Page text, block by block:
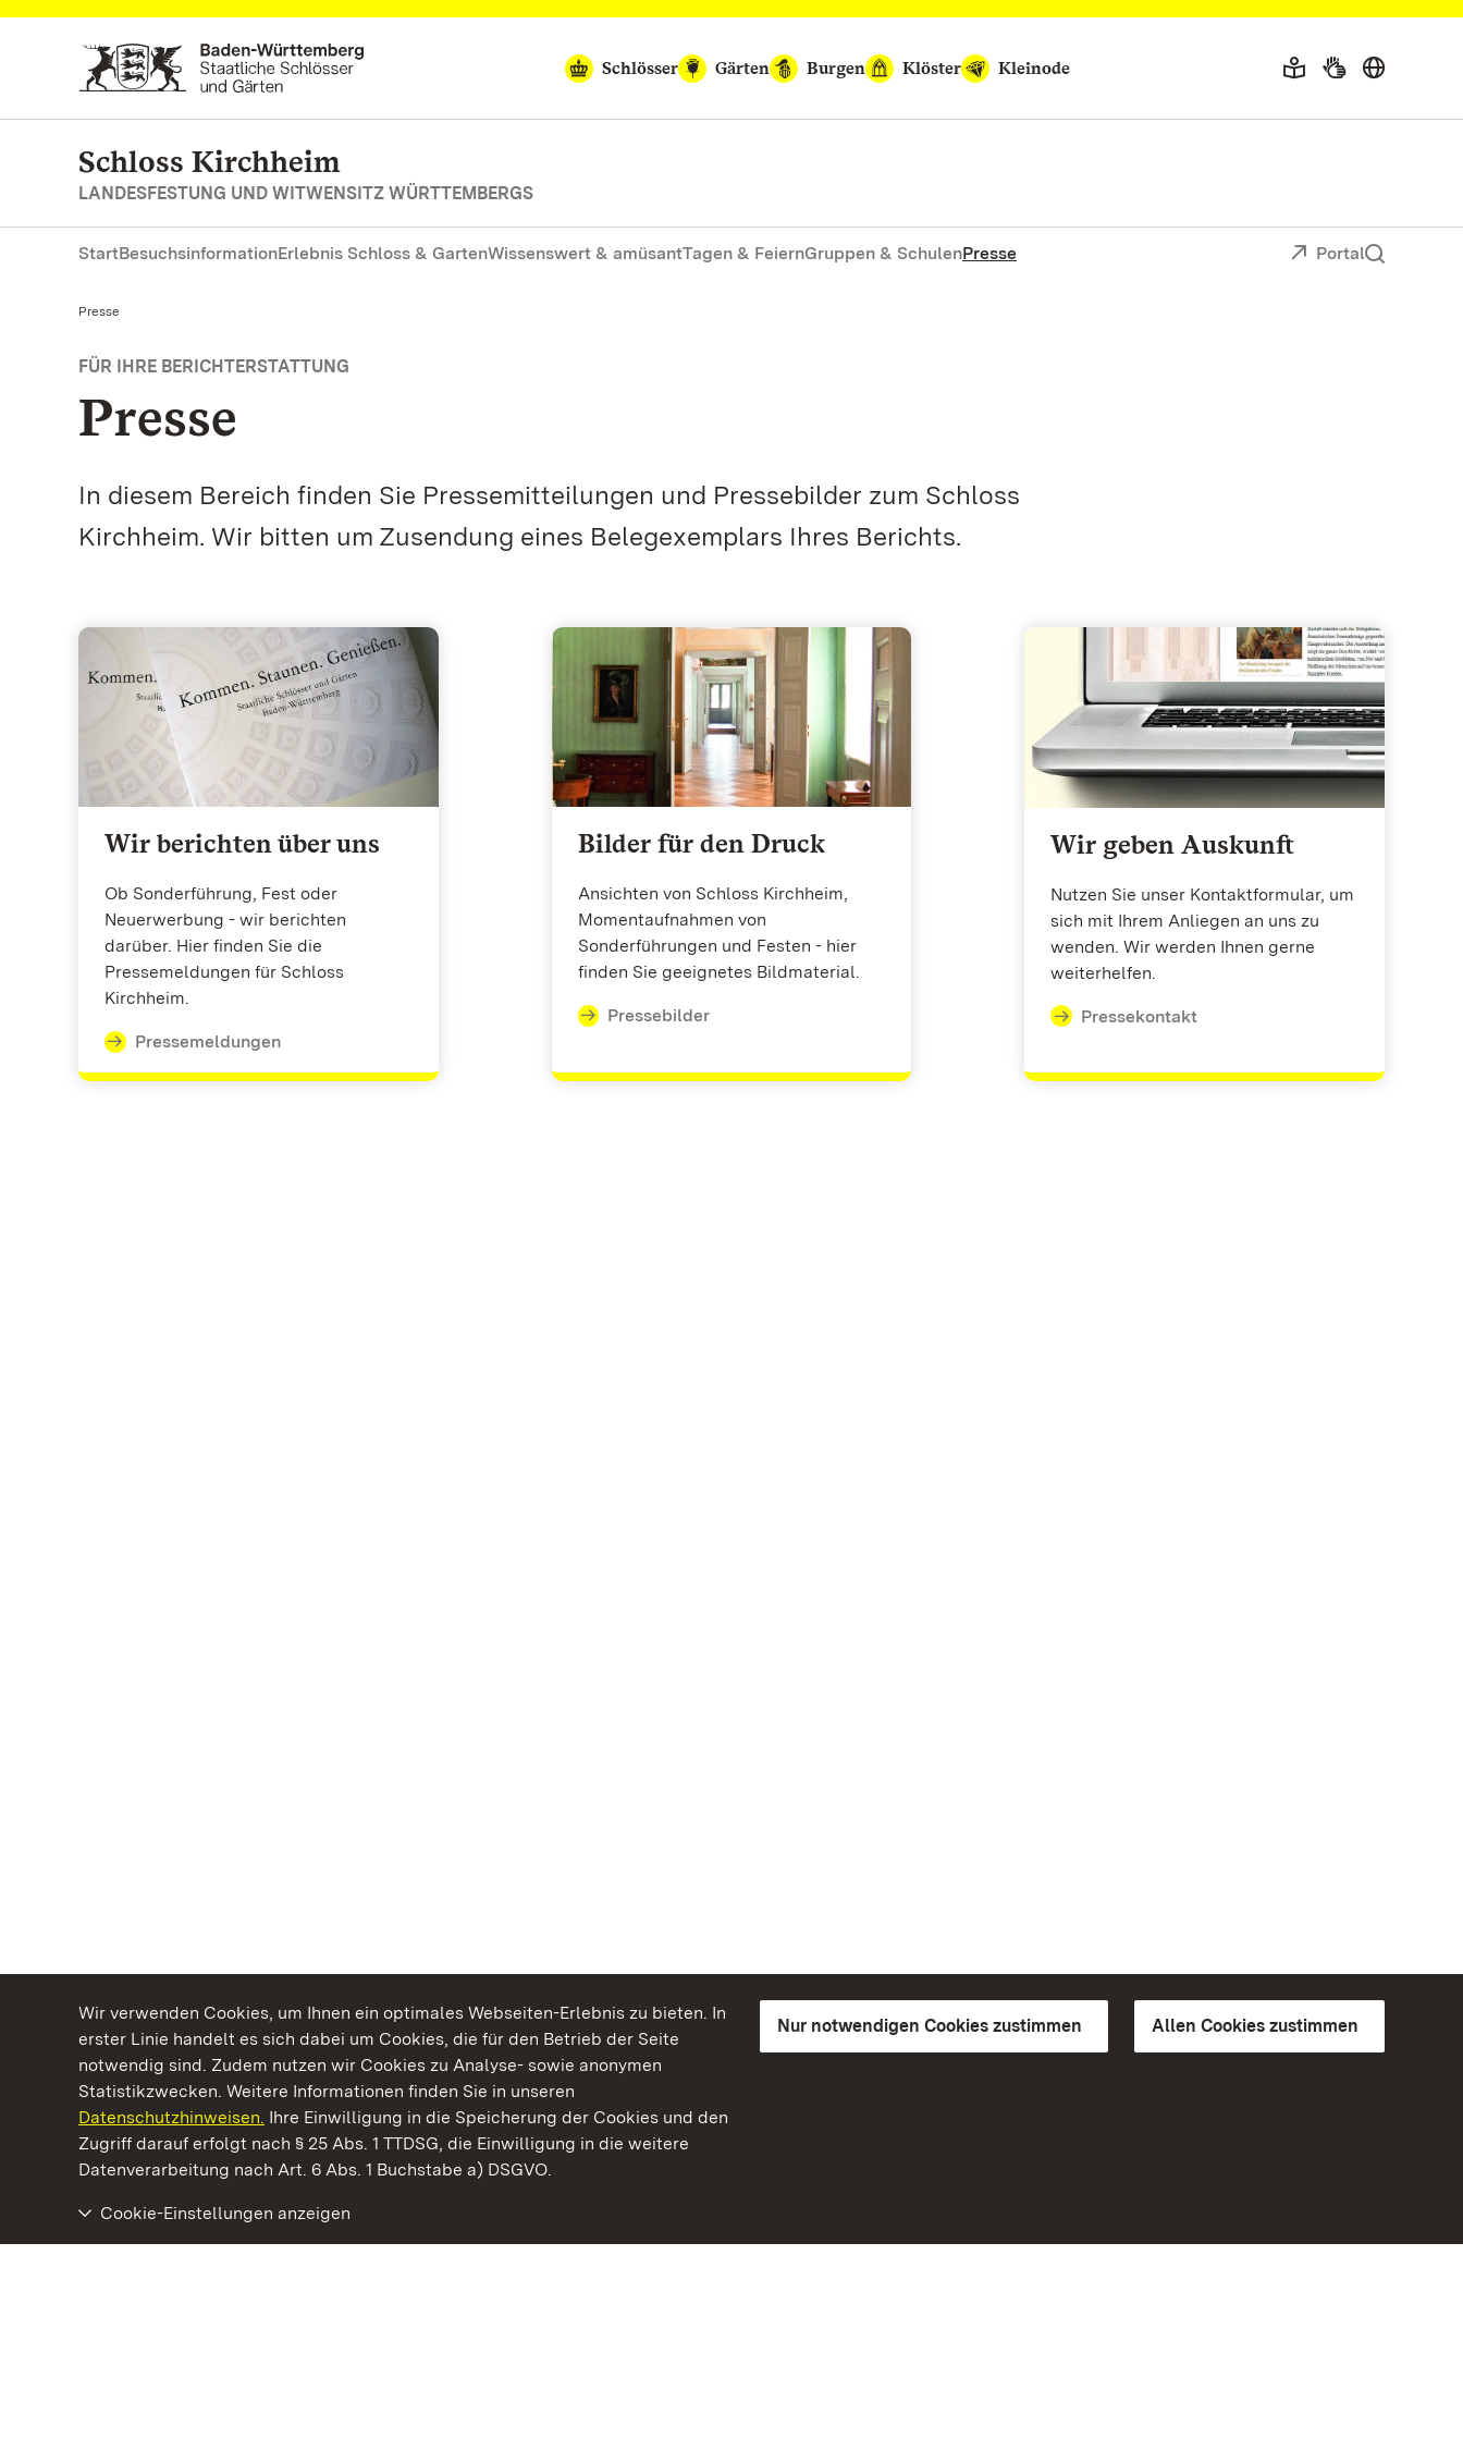
Wir verwenden Cookies, um Ihnen ein optimales Webseiten-Erlebnis zu bieten. In
erster Linie handelt es sich dabei um Cookies, die für den Betrieb der Seite
notwendig sind. Zudem nutzen wir Cookies zu Analyse- sowie anonymen
Statistikzwecken. Weitere Informationen finden Sie in unseren
Datenschutzhinweisen. Ihre Einwilligung in die Speicherung der Cookies und den
Zugriff darauf erfolgt nach § 25 Abs. 1 TTDSG, die Einwilligung in die weitere
Datenverarbeitung nach Art. 6 Abs. 1 Buchstabe a) DSGVO.
Nur notwendigen Cookies zustimmen Allen Cookies zustimmen
Cookie-Einstellungen anzeigen
Zum Hauptinhalt springen
Schlösser
Gärten Burgen Klöster Kleinode
Schloss Kirchheim
LANDESFESTUNG UND WITWENSITZ WÜRTTEMBERGS
StartBesuchsinformationErlebnis Schloss & GartenWissenswert & amüsantTagen & FeiernGruppen & SchulenPresse Portal
Aktuell:
Presse
FÜR IHRE BERICHTERSTATTUNG
Presse
In diesem Bereich finden Sie Pressemitteilungen und Pressebilder zum Schloss
Kirchheim. Wir bitten um Zusendung eines Belegexemplars Ihres Berichts.
Wir berichten über uns
Ob Sonderführung, Fest oder
Neuerwerbung - wir berichten
darüber. Hier finden Sie die
Pressemeldungen für Schloss
Kirchheim.
Pressemeldungen
Bilder für den Druck
Ansichten von Schloss Kirchheim,
Momentaufnahmen von
Sonderführungen und Festen - hier
finden Sie geeignetes Bildmaterial.
Pressebilder
Wir geben Auskunft
Nutzen Sie unser Kontaktformular, um
sich mit Ihrem Anliegen an uns zu
wenden. Wir werden Ihnen gerne
weiterhelfen.
Pressekontakt
Kommen. Staunen. Genießen.